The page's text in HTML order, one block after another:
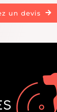
un devis